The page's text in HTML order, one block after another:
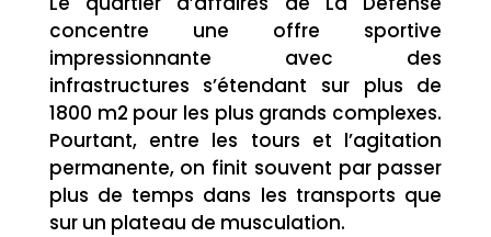
concentre une offre sportive
impressionnante avec des
infrastructures s’étendant sur plus de
1800 m2 pour les plus grands complexes.
Pourtant, entre les tours et l’agitation
permanente, on finit souvent par passer
plus de temps dans les transports que
sur un plateau de musculation.